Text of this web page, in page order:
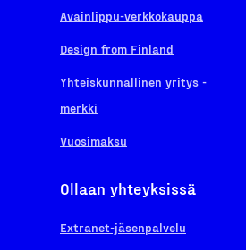
Avainlippu-verkkokauppa
Design from Finland
Yhteiskunnallinen yritys -
merkki
Vuosimaksu
Ollaan yhteyksissä
Extranet-jäsenpalvelu